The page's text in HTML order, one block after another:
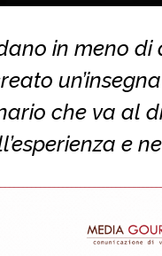
in meno di
che va al
e